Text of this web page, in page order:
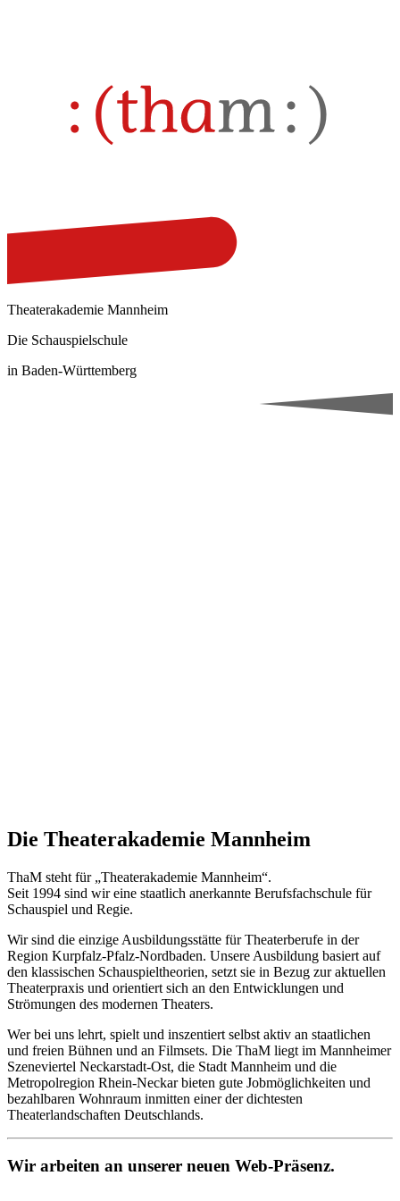
Theaterakademie Mannheim
Die Schauspielschule
in Baden-Württemberg
Die Theater­akademie Mannheim
ThaM steht für „Theaterakademie Mannheim“.
Seit 1994 sind wir eine staatlich anerkannte Berufsfachschule für
Schauspiel und Regie.
Wir sind die einzige Ausbildungsstätte für Theaterberufe in der
Region Kurpfalz-Pfalz-Nordbaden. Unsere Ausbildung basiert auf
den klassischen Schauspieltheorien, setzt sie in Bezug zur aktuellen
Theaterpraxis und orientiert sich an den Entwicklungen und
Strömungen des modernen Theaters.
Wer bei uns lehrt, spielt und inszentiert selbst aktiv an staatlichen
und freien Bühnen und an Filmsets. Die ThaM liegt im Mannheimer
Szeneviertel Neckarstadt-Ost, die Stadt Mannheim und die
Metropolregion Rhein-Neckar bieten gute Jobmöglichkeiten und
bezahlbaren Wohnraum inmitten einer der dichtesten
Theaterlandschaften Deutschlands.
Wir arbeiten an unserer neuen Web-Präsenz.